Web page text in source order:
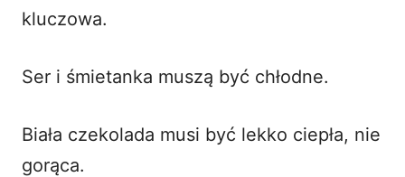
kluczowa.
Ser i śmietanka muszą być chłodne.
Biała czekolada musi być lekko ciepła, nie
gorąca.